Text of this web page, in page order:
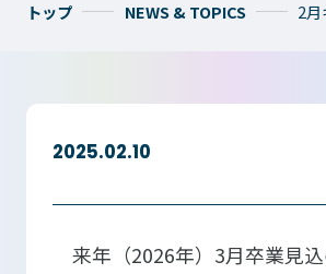
WEB出願
トップ NEWS & TOPICS 2
2025.02.10
来年（2026年）3月卒業見